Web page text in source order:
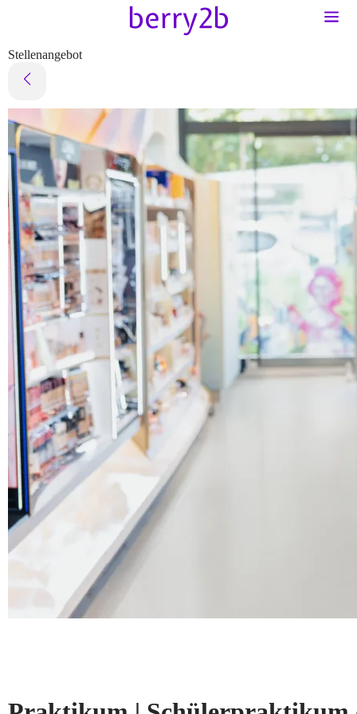
Stellenangebot